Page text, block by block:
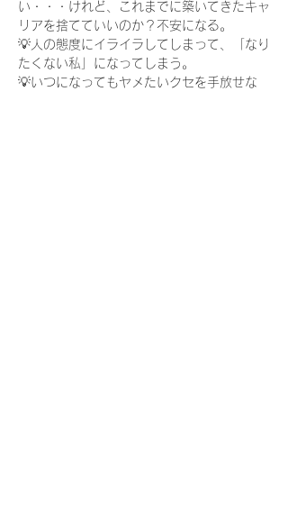
い・・・けれど、これまでに築いてきたキャ
リアを捨てていいのか？不安になる。
💡人の態度にイライラしてしまって、「なり
たくない私」になってしまう。
💡いつになってもヤメたいクセを手放せな